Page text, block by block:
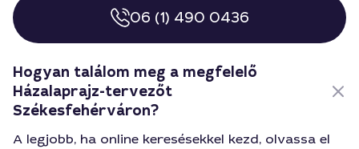
06 (1) 490 0436
Hogyan találom meg a megfelelő
Házalaprajz-tervezőt
Székesfehérváron?
A legjobb, ha online keresésekkel kezd, olvassa el